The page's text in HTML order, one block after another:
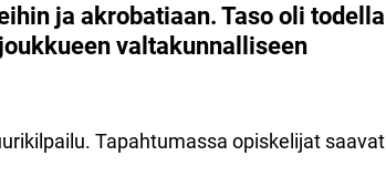
ja akrobatiaan. Taso oli todella
valtakunnalliseen
Tapahtumassa opiskelijat saavat